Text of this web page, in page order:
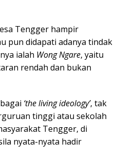
Tengger hampir
pun didapati adanya tindak
ialah Wong Ngare, yaitu
rendah dan bukan
‘the living ideology’, tak
tinggi atau sekolah
Tengger, di
nyata-nyata hadir